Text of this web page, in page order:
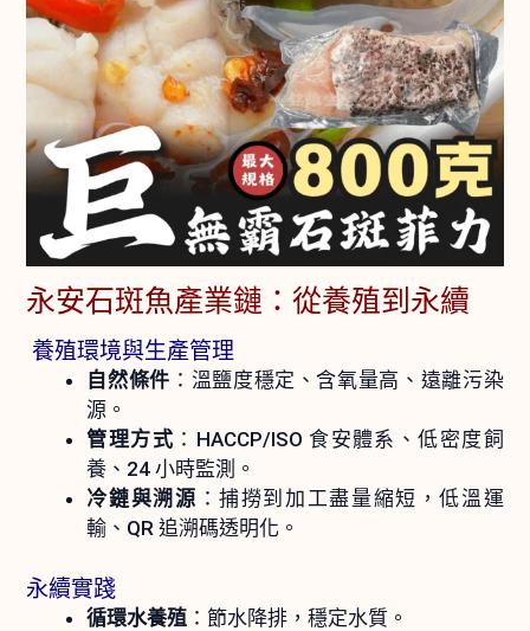
永安石斑魚產業鏈：從養殖到永續
養殖環境與生產管理
自然條件 ：溫鹽度穩定、含氧量高、遠離污染
源。
管理方式 ：HACCP/ISO 食安體系、低密度飼
養、24 小時監測。
冷鏈與溯源 ：捕撈到加工盡量縮短，低溫運
輸、QR 追溯碼透明化。
永續實踐
循環水養殖 ：節水降排，穩定水質。